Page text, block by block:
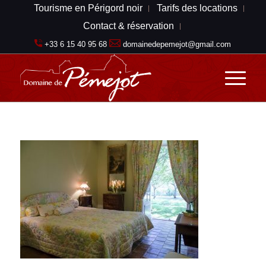
Tourisme en Périgord noir
Tarifs des locations
Contact & réservation
+33 6 15 40 95 68 domainedepemejot@gmail.com